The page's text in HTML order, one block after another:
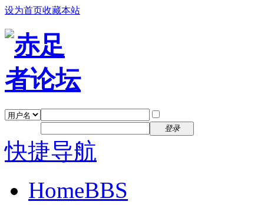
设为首页收藏本站
登录
快捷导航
HomeBBS